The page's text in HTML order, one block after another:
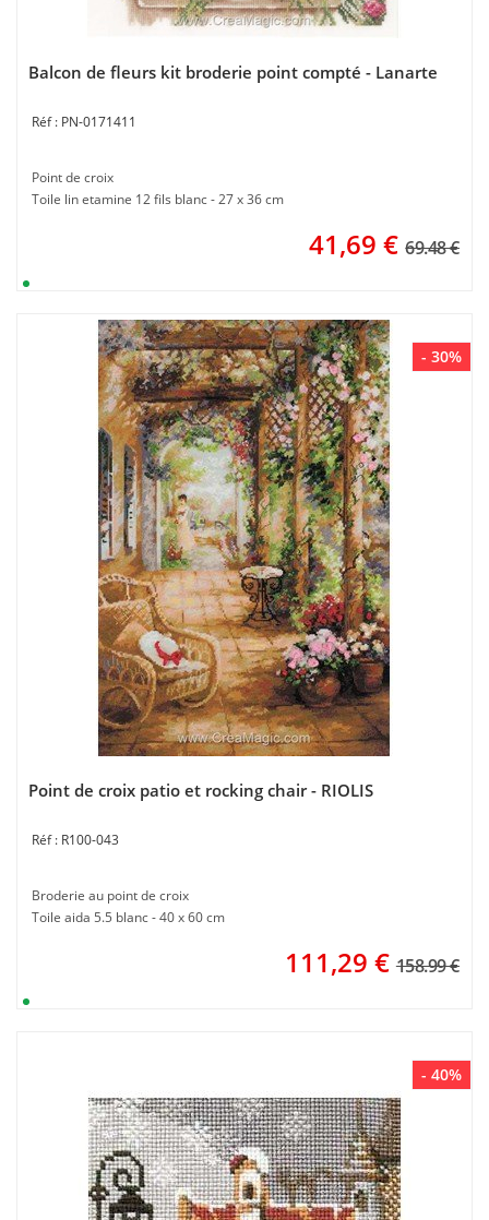
Balcon de fleurs kit broderie point compté - Lanarte
PN-0171411
Point de croix
Toile lin etamine 12 fils blanc - 27 x 36 cm
41,69 € 69.48 €
- 30%
Point de croix patio et rocking chair - RIOLIS
R100-043
Broderie au point de croix
Toile aida 5.5 blanc - 40 x 60 cm
111,29 € 158.99 €
- 40%